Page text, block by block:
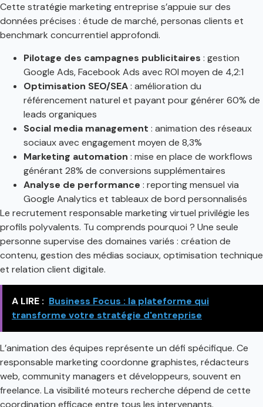
Cette stratégie marketing entreprise s’appuie sur des
données précises : étude de marché, personas clients et
benchmark concurrentiel approfondi.
Pilotage des campagnes publicitaires : gestion
Google Ads, Facebook Ads avec ROI moyen de 4,2:1
Optimisation SEO/SEA: amélioration du
référencement naturel et payant pour générer 60% de
leads organiques
Social media management : animation des réseaux
sociaux avec engagement moyen de 8,3%
Marketing automation : mise en place de workflows
générant 28% de conversions supplémentaires
Analyse de performance : reporting mensuel via
Google Analytics et tableaux de bord personnalisés
Le recrutement responsable marketing virtuel privilégie les
profils polyvalents. Tu comprends pourquoi ? Une seule
personne supervise des domaines variés : création de
contenu, gestion des médias sociaux, optimisation technique
et relation client digitale.
A LIRE : Business Focus : la plateforme qui
transforme votre stratégie d'entreprise
L’animation des équipes représente un défi spécifique. Ce
responsable marketing coordonne graphistes, rédacteurs
web, community managers et développeurs, souvent en
freelance. La visibilité moteurs recherche dépend de cette
coordination efficace entre tous les intervenants.